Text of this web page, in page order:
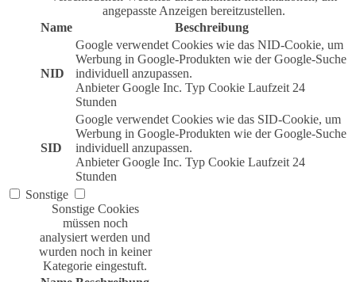
angepasste Anzeigen bereitzustellen.
Name
Beschreibung
NID
Google verwendet Cookies wie das NID-Cookie, um
Werbung in Google-Produkten wie der Google-Suche
individuell anzupassen.
Anbieter Google Inc. Typ Cookie Laufzeit 24
Stunden
SID
Google verwendet Cookies wie das SID-Cookie, um
Werbung in Google-Produkten wie der Google-Suche
individuell anzupassen.
Anbieter Google Inc. Typ Cookie Laufzeit 24
Stunden
Sonstige
Sonstige Cookies
müssen noch
analysiert werden und
wurden noch in keiner
Kategorie eingestuft.